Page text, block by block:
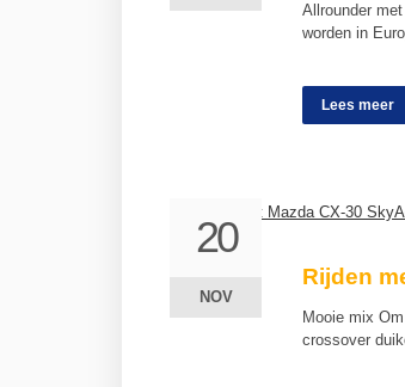
Allrounder
worden in
Lees meer
Rijden
Mooie mix
crossover
20
NOV
20
NOV